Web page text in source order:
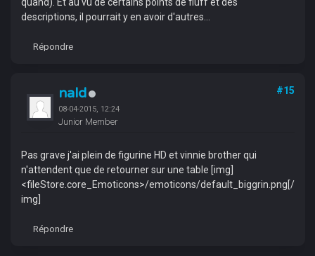
descriptions, il pourrait y en avoir d'autres...
Répondre
nald
08-04-2015, 12:24
Junior Member
#15
Pas grave j'ai plein de figurine HD et vinnie brother qui
n'attendent que de retourner sur une table [img]
<fileStore.core_Emoticons>/emoticons/default_biggrin.png[/
img]
Répondre